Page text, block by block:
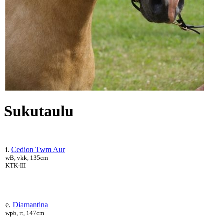
Sukutaulu
i. Cedion Twm Aur
wB, vkk, 135cm
KTK-III
e. Diamantina
wpb, rt, 147cm